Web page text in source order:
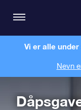
Vi er alle
Nevn